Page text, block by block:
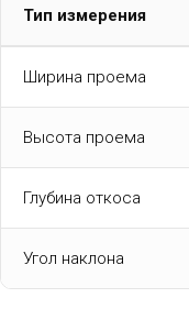
Тип измерения
Ширина проема
Высота проема
Глубина откоса
Угол наклона